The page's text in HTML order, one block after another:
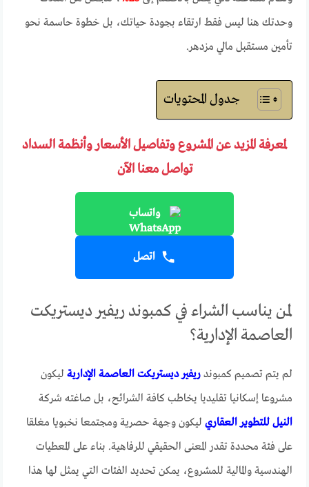
وحدتك هنا ليس فقط ارتقاء بجودة حياتك، بل خطوة حاسمة نحو
تأمين مستقبل مالي مزدهر.
جدول المحتويات
لمعرفة المزيد عن المشروع وتفاصيل الأسعار وأنظمة السداد
تواصل معنا الآن
واتساب
اتصل
لمن يناسب الشراء في كمبوند ريفير ديستريكت
العاصمة الإدارية؟
لم يتم تصميم كمبوندريفير ديستريكت العاصمة الإدارية ليكون
مشروعا إسكانيا تقليديا يخاطب كافة الشرائح، بل صاغته شركة
النيل للتطوير العقاري ليكون وجهة حصرية ومجتمعا نخبويا مغلقا
على فئة محددة تقدر المعنى الحقيقي للرفاهية. بناء على المعطيات
الهندسية والمالية للمشروع، يمكن تحديد الفئات التي يمثل لها هذا